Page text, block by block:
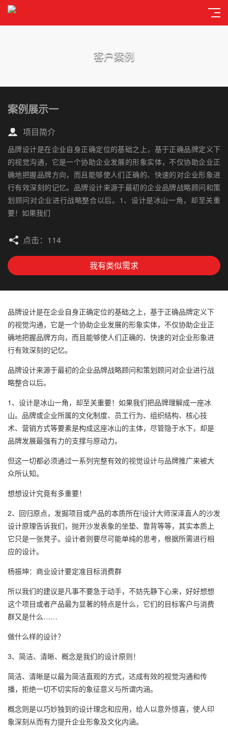
客户案例
案例展示一
项目简介
品牌设计是在企业自身正确定位的基础之上，基于正确品牌定义下
的视觉沟通，它是一个协助企业发展的形象实体，不仅协助企业正
确地把握品牌方向，而且能够使人们正确的、快速的对企业形象进
行有效深刻的记忆。品牌设计来源于最初的企业品牌战略顾问和策
划顾问对企业进行战略整合以后。1、设计是冰山一角，却至关重
要！如果我们
点击：114
我有类似需求
品牌设计是在企业自身正确定位的基础之上，基于正确品牌定义下
的视觉沟通，它是一个协助企业发展的形象实体，不仅协助企业正
确地把握品牌方向，而且能够使人们正确的、快速的对企业形象进
行有效深刻的记忆。
品牌设计来源于最初的企业品牌战略顾问和策划顾问对企业进行战
略整合以后。
1、设计是冰山一角，却至关重要！如果我们把品牌理解成一座冰
山。品牌或企业所属的文化制度、员工行为、组织结构、核心技
术、营销方式等要素是构成这座冰山的主体，尽管隐于水下，却是
品牌发展最强有力的支撑与原动力。
但这一切都必须通过一系列完整有效的视觉设计与品牌推广来被大
众所认知。
想想设计究竟有多重要！
2、回归原点，发掘项目或产品的本质所在!设计大师深泽直人的沙发
设计原理告诉我们，抛开沙发表象的坐垫、靠背等等，其实本质上
它只是一张凳子。设计者则要尽可能单纯的思考，根据所需进行相
应的设计。
杨振坤：商业设计要定准目标消费群
所以我们的建议是凡事不要急于动手，不妨先静下心来，好好想想
这个项目或者产品最为显著的特点是什么，它们的目标客户与消费
群又是什么……
做什么样的设计？
3、简洁、清晰、概念是我们的设计原则！
简洁、清晰是以最为简洁直观的方式，达成有效的视觉沟通和传
播，拒绝一切不切实际的象征意义与所谓内涵。
概念则是以巧妙独到的设计理念和应用，给人以意外惊喜，使人印
象深刻从而有力提升企业形象及文化内涵。